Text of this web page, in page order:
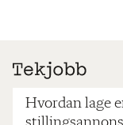
Hvordan lage